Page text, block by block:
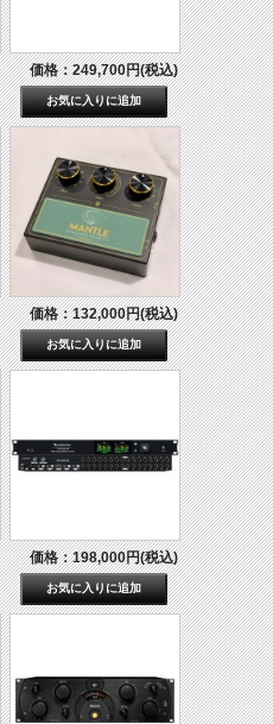
価格：249,700円(税込)
価格：132,000円(税込)
価格：198,000円(税込)